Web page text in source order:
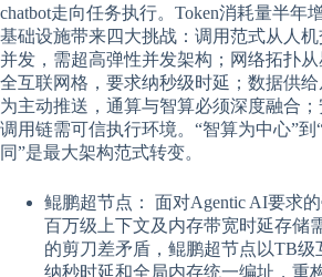
chatbot走向任务执行。Token消耗量半年
基础设施带来四大挑战：调用范式从人
并发，需超高弹性并发架构；网络拓扑
全互联网格，要求纳秒级时延；数据供
为主动推送，通算与智算必须深度融合
调用链需可信执行环境。“智算为中心”到
同”是最大架构范式转变。
鲲鹏超节点： 面对Agentic AI要求的
百万级上下文及内存带宽时延存储
的剪刀差矛盾，鲲鹏超节点以TB级
纳秒时延和全局内存统一编址，重